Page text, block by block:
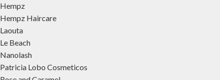
Hempz
Hempz Haircare
Laouta
Le Beach
Nanolash
Patricia Lobo Cosmeticos